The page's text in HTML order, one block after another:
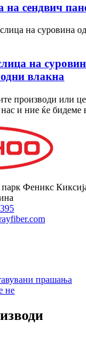
на сендвич
на
влакна
производи или
и ние ќе бидеме
Феникс
прашања
не